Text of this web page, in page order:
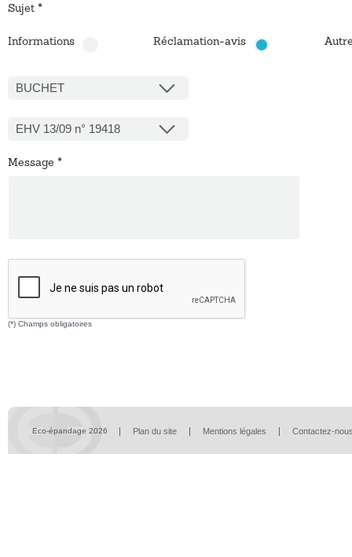
Sujet *
Informations Réclamation-avis
BUCHET
EHV 13/09 n° 19418
Message *
(*) Champs obligatoires
Eco-épandage 2026 Plan du site Mentions légales Contactez-